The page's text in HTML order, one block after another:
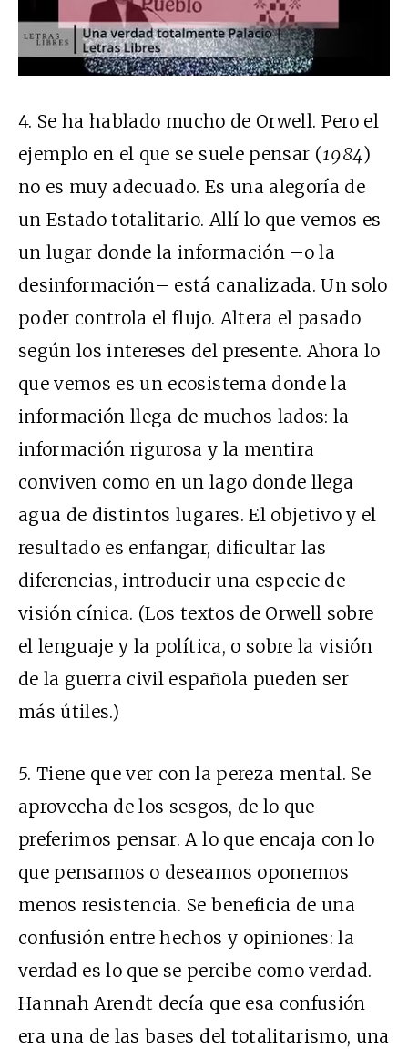
4. Se ha hablado mucho de Orwell. Pero el
ejemplo en el que se suele pensar (1984)
no es muy adecuado. Es una alegoría de
un Estado totalitario. Allí lo que vemos es
un lugar donde la información –o la
desinformación– está canalizada. Un solo
poder controla el flujo. Altera el pasado
según los intereses del presente. Ahora lo
que vemos es un ecosistema donde la
información llega de muchos lados: la
información rigurosa y la mentira
conviven como en un lago donde llega
agua de distintos lugares. El objetivo y el
resultado es enfangar, dificultar las
diferencias, introducir una especie de
visión cínica. (Los textos de Orwell sobre
el lenguaje y la política, o sobre la visión
de la guerra civil española pueden ser
más útiles.)
5.Tiene que ver con la pereza mental. Se
aprovecha de los sesgos, de lo que
preferimos pensar. A lo que encaja con lo
que pensamos o deseamos oponemos
menos resistencia. Se beneficia de una
confusión entre hechos y opiniones: la
verdad es lo que se percibe como verdad.
Hannah Arendt decía que esa confusión
era una de las bases del totalitarismo, una